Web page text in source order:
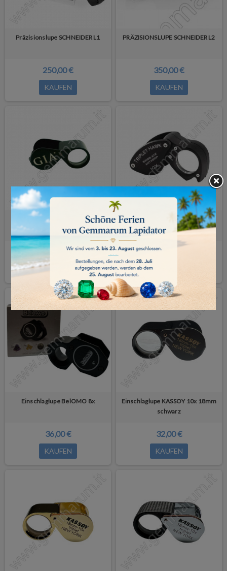
Präzisionslupe SCHNEIDER L1
250,00 €
KAUFEN
PRÄZISIONSLUPE SCHNEIDER L2
350,00 €
KAUFEN
GIA EINSCHLAGLUPE 10X
65,00 €
SWISS-AXE ANTWERP Hawk
Präzisionslupe 10X 21mm
390,00 €
Einschlaglupe BelOMO 8x
36,00 €
KAUFEN
Einschlaglupe KASSOY 10x 18mm
schwarz
32,00 €
KAUFEN